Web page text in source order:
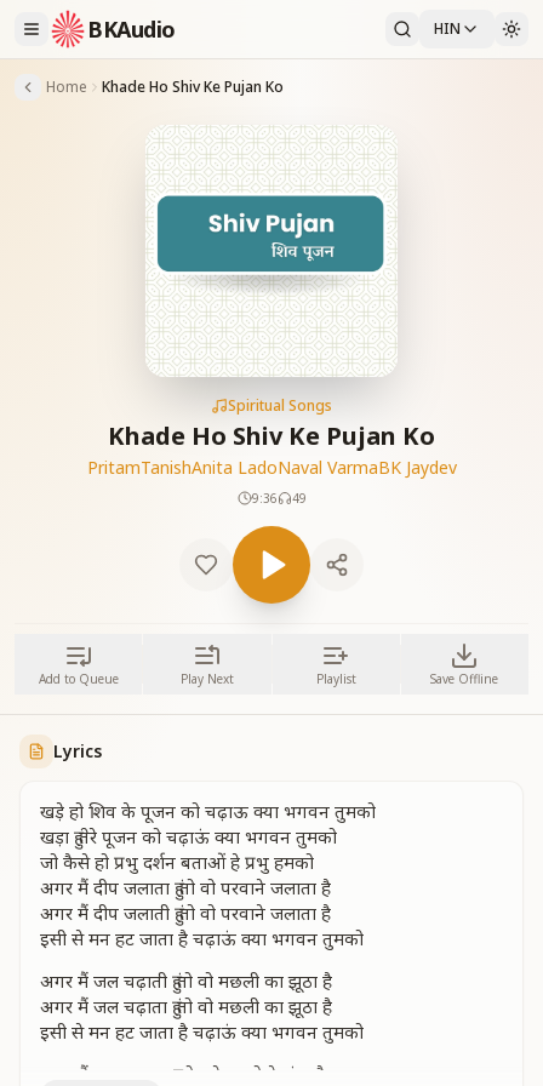
BKAudio HIN
Home Khade Ho Shiv Ke Pujan Ko
Spiritual Songs
Khade Ho Shiv Ke Pujan Ko
PritamTanishAnita LadoNaval VarmaBK Jaydev
9:36 49
Add to Queue Play Next Playlist Save Offline
Lyrics
खड़े हो शिव के पूजन को चढ़ाऊ क्या भगवन तुमको
खड़ा हुं तेरे पूजन को चढ़ाऊं क्या भगवन तुमको
जो कैसे हो प्रभु दर्शन बताओं हे प्रभु हमको
अगर मैं दीप जलाता हुं तो वो परवाने जलाता है
अगर मैं दीप जलाती हुं तो वो परवाने जलाता है
इसी से मन हट जाता है चढ़ाऊं क्या भगवन तुमको
अगर मैं जल चढ़ाती हुं तो वो मछली का झूठा है
अगर मैं जल चढ़ाता हुं तो वो मछली का झूठा है
इसी से मन हट जाता है चढ़ाऊं क्या भगवन तुमको
अगर मैं फूल चढ़ाता हु तो उसे भवरो ने सुंघा है